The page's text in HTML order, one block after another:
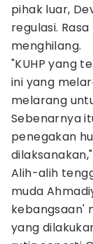
pihak luar,
regulasi.
menghilang.
"KUHP yang
ini yang
melarang
Sebenarnya
penegakan
Alih-alih
muda
kebangsaan'
yang